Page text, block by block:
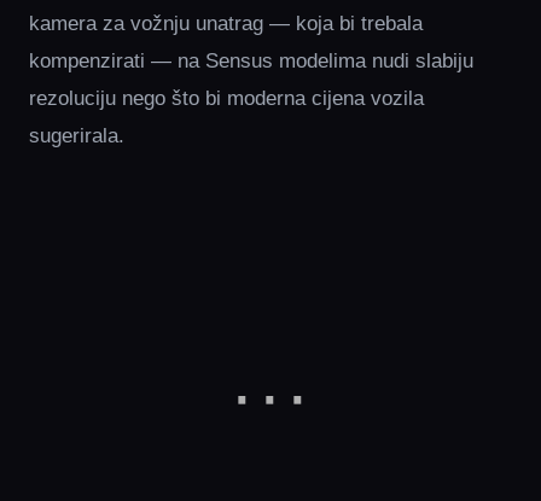
kamera za vožnju unatrag — koja bi trebala
kompenzirati — na Sensus modelima nudi slabiju
rezoluciju nego što bi moderna cijena vozila
sugerirala.